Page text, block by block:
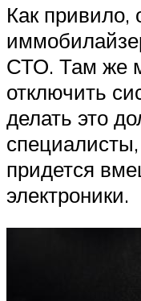
Как привило,
СТО. Там же
отключить
делать это
специалисты,
придется
электроники.